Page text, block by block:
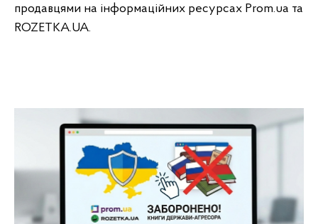
продавцями на інформаційних ресурсах Prom.ua та
ROZETKA.UA.